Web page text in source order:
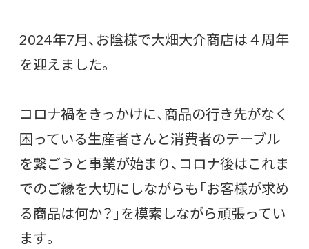
2024年7月、お陰様で大畑大介商店は４周年
を迎えました。
コロナ禍をきっかけに、商品の行き先がなく
困っている生産者さんと消費者のテーブル
を繋ごうと事業が始まり、コロナ後はこれま
でのご縁を大切にしながらも「お客様が求め
る商品は何か？」を模索しながら頑張ってい
ます。